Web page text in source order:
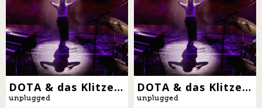
DOTA & das Klitzekleine Orchester
unplugged
DOTA & das Klitzekleine Orchester
unplugged